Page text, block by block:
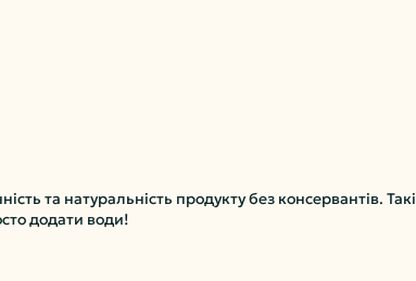
та натуральність продукту без консервантів. Такі
додати води!